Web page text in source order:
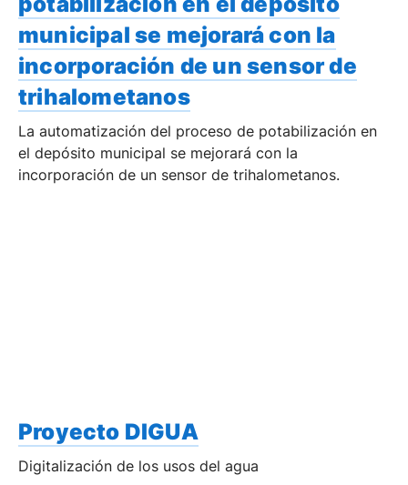
municipal se mejorará con la
incorporación de un sensor de
trihalometanos
La automatización del proceso de potabilización en
el depósito municipal se mejorará con la
incorporación de un sensor de trihalometanos.
Proyecto DIGUA
Digitalización de los usos del agua